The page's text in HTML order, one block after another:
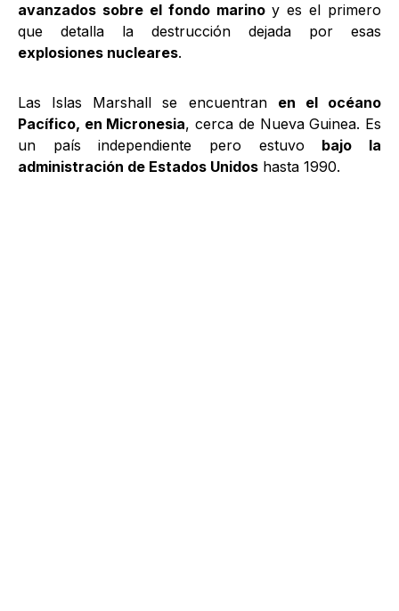
avanzados sobre el fondo marinoy es el primero
que detalla la destrucción dejada por esas
explosiones nucleares.
Las Islas Marshall se encuentran en el océano
Pacífico, en Micronesia, cerca de Nueva Guinea. Es
un país independiente pero estuvo bajo la
administración de Estados Unidos hasta 1990.